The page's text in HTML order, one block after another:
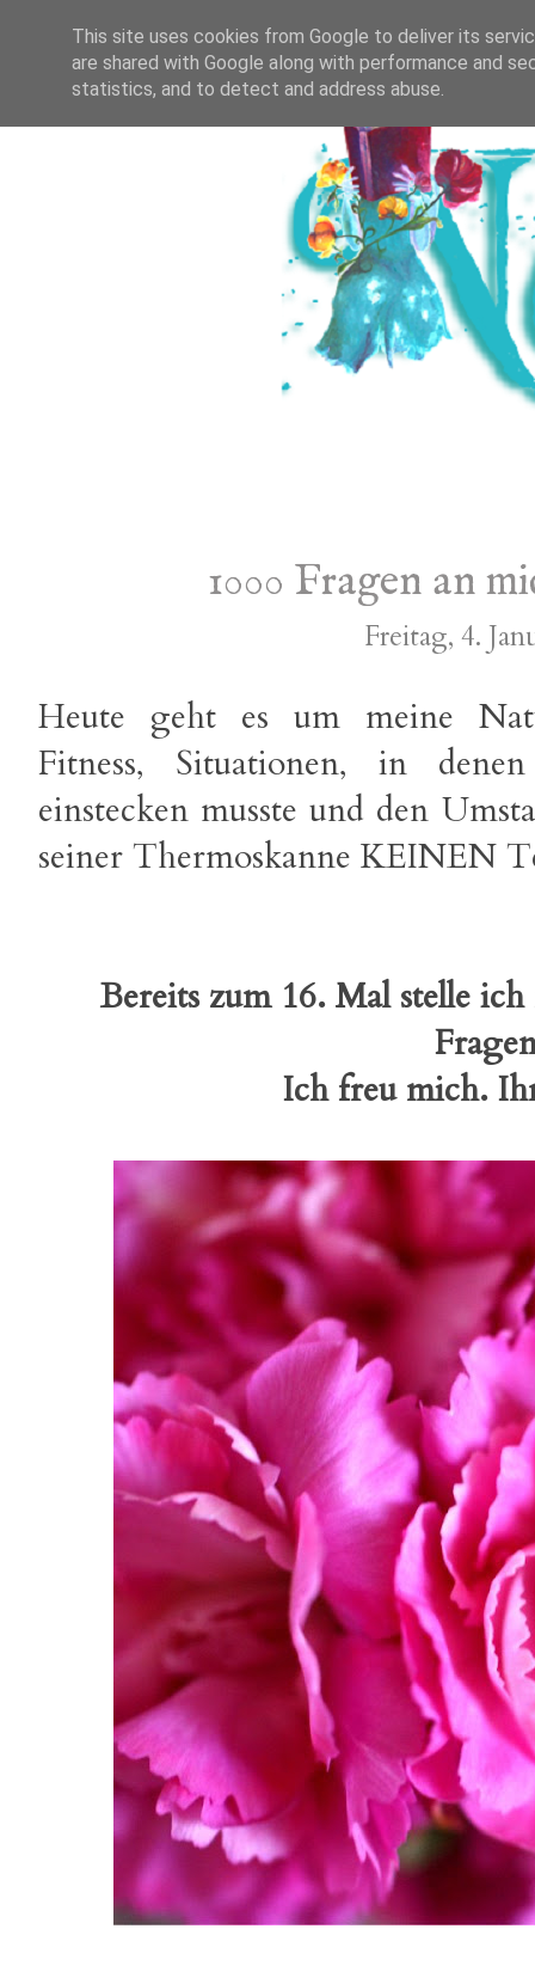
1000 Fragen an
Freitag, 4.
Heute geht es um meine
Fitness, Situationen, in
einstecken musste und den
seiner Thermoskanne KEINEN
Bereits zum 16. Mal stelle
Ich freu mich.
This site uses cookies from Google to deliver its
are shared with Google along with performance and
statistics, and to detect and address abuse.